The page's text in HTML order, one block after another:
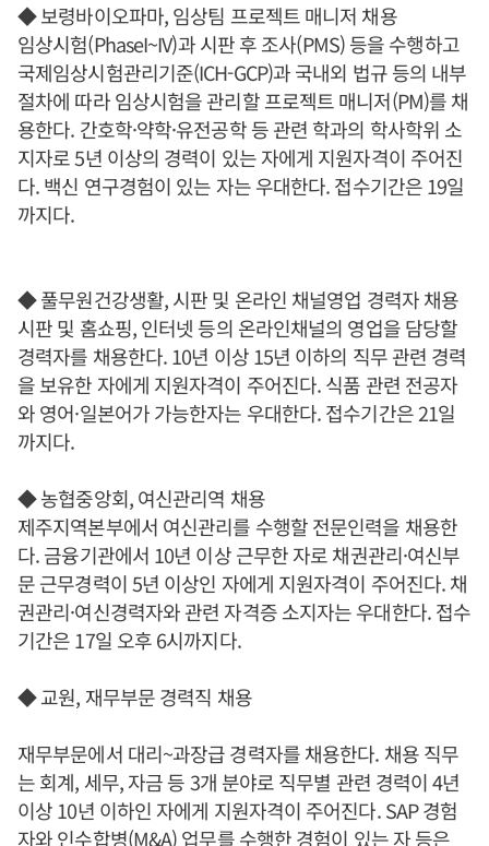
◆ 보령바이오파마, 임상팀 프로젝트 매니저 채용
임상시험(PhaseI~IV)과 시판 후 조사(PMS) 등을 수행하고
국제임상시험관리기준(ICH-GCP)과 국내외 법규 등의 내부
절차에 따라 임상시험을 관리할 프로젝트 매니저(PM)를 채
용한다. 간호학·약학·유전공학 등 관련 학과의 학사학위 소
지자로 5년 이상의 경력이 있는 자에게 지원자격이 주어진
다. 백신 연구경험이 있는 자는 우대한다. 접수기간은 19일
까지다.
◆ 풀무원건강생활, 시판 및 온라인 채널영업 경력자 채용
시판 및 홈쇼핑, 인터넷 등의 온라인채널의 영업을 담당할
경력자를 채용한다. 10년 이상 15년 이하의 직무 관련 경력
을 보유한 자에게 지원자격이 주어진다. 식품 관련 전공자
와 영어·일본어가 가능한자는 우대한다. 접수기간은 21일
까지다.
◆ 농협중앙회, 여신관리역 채용
제주지역본부에서 여신관리를 수행할 전문인력을 채용한
다. 금융기관에서 10년 이상 근무한 자로 채권관리·여신부
문 근무경력이 5년 이상인 자에게 지원자격이 주어진다. 채
권관리·여신경력자와 관련 자격증 소지자는 우대한다. 접수
기간은 17일 오후 6시까지다.
◆ 교원, 재무부문 경력직 채용
재무부문에서 대리~과장급 경력자를 채용한다. 채용 직무
는 회계, 세무, 자금 등 3개 분야로 직무별 관련 경력이 4년
이상 10년 이하인 자에게 지원자격이 주어진다. SAP 경험
자와 인수합병(M&A) 업무를 수행한 경험이 있는 자 등은